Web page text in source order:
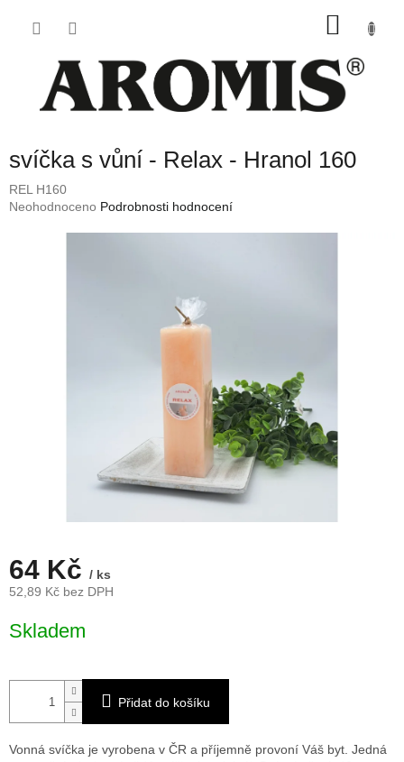
svíčka s vůní - Relax - Hranol 160
REL H160
Průměrné
Neohodnoceno Podrobnosti hodnocení
64 Kč / ks
52,89 Kč bez DPH
cena:
Skladem
Přidat do košíku
Vonná svíčka je vyrobena v ČR a příjemně provoní Váš byt. Jedná